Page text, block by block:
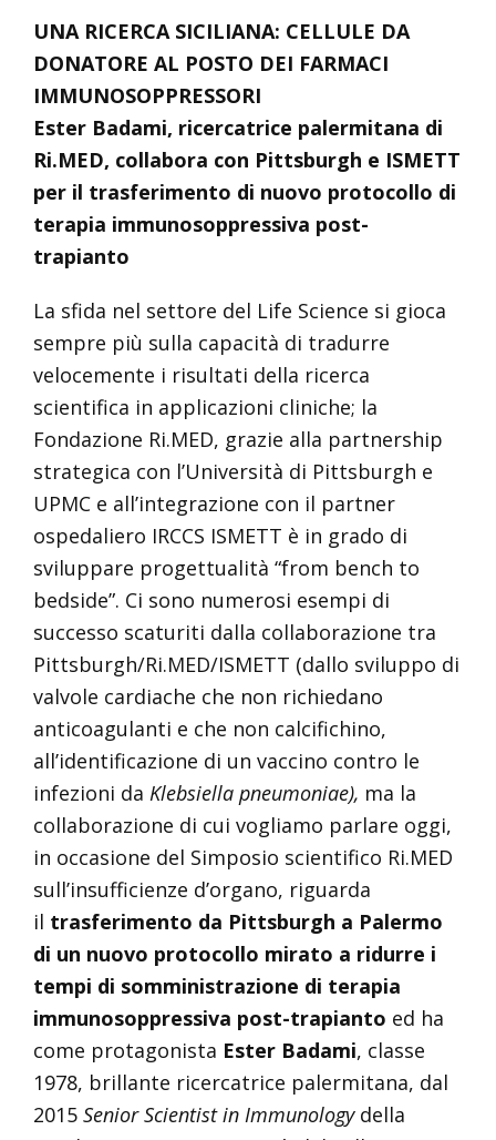
UNA RICERCA SICILIANA: CELLULE DA
DONATORE AL POSTO DEI FARMACI
IMMUNOSOPPRESSORI
Ester Badami, ricercatrice palermitana di
Ri.MED, collabora con Pittsburgh e ISMETT
per il trasferimento di nuovo protocollo di
terapia immunosoppressiva post-
trapianto
La sfida nel settore del Life Science si gioca
sempre più sulla capacità di tradurre
velocemente i risultati della ricerca
scientifica in applicazioni cliniche; la
Fondazione Ri.MED, grazie alla partnership
strategica con l’Università di Pittsburgh e
UPMC e all’integrazione con il partner
ospedaliero IRCCS ISMETT è in grado di
sviluppare progettualità “from bench to
bedside”. Ci sono numerosi esempi di
successo scaturiti dalla collaborazione tra
Pittsburgh/Ri.MED/ISMETT (dallo sviluppo di
valvole cardiache che non richiedano
anticoagulanti e che non calcifichino,
all’identificazione di un vaccino contro le
infezioni da Klebsiella pneumoniae), ma la
collaborazione di cui vogliamo parlare oggi,
in occasione del Simposio scientifico Ri.MED
sull’insufficienze d’organo, riguarda
il trasferimento da Pittsburgh a Palermo
di un nuovo protocollo mirato a ridurre i
tempi di somministrazione di terapia
immunosoppressiva post-trapianto ed ha
come protagonista Ester Badami, classe
1978, brillante ricercatrice palermitana, dal
2015 Senior Scientist in Immunologydella